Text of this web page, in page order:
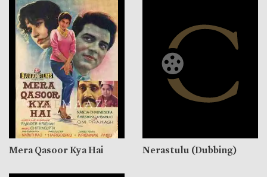
Mera Qasoor Kya Hai Nerastulu (Dubbing)